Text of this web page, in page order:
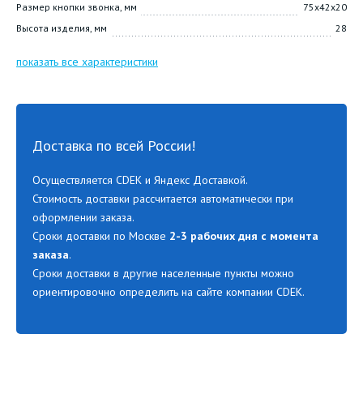
Размер кнопки звонка, мм
75х42х20
Высота изделия, мм
28
показать все характеристики
Доставка по всей России!
Осуществляется CDEK и Яндекс Доставкой.
Стоимость доставки рассчитается автоматически при
оформлении заказа.
Сроки доставки по Москве 2-3 рабочих дня с момента
заказа.
Сроки доставки в другие населенные пункты можно
ориентировочно определить на сайте компании CDEK.